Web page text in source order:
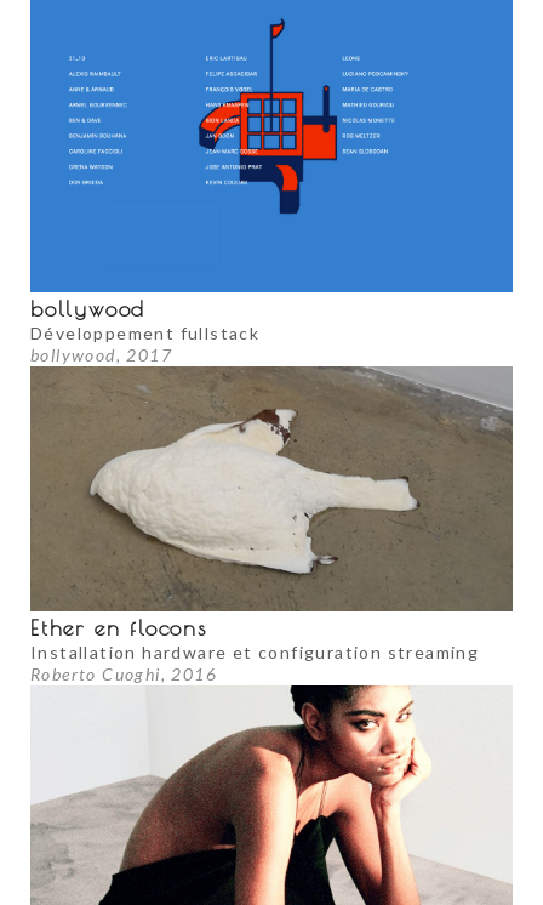
bollywood
Développement fullstack
bollywood, 2017
Ether en flocons
Installation hardware et configuration streaming
Roberto Cuoghi, 2016